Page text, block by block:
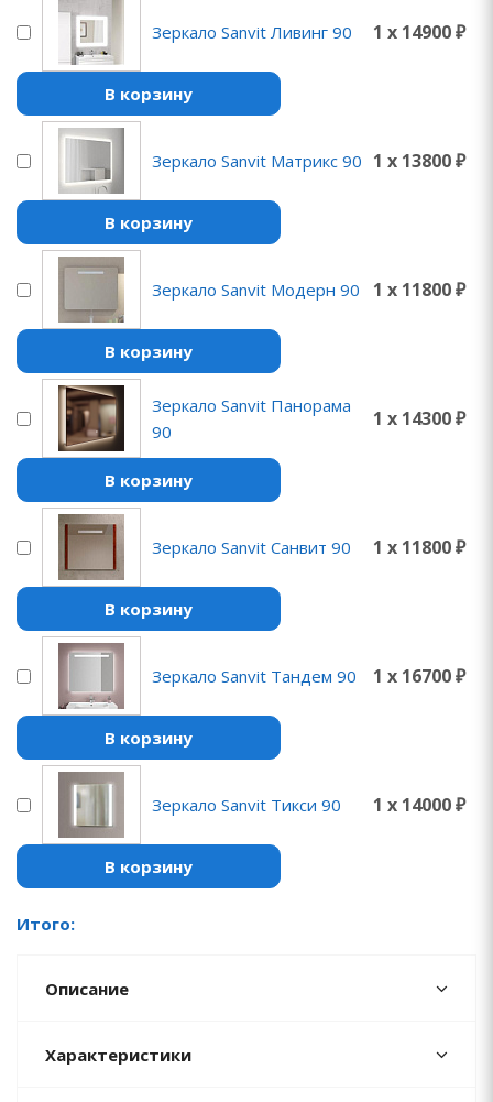
Зеркало Sanvit Ливинг 90 1 x 14900 ₽
В корзину
Зеркало Sanvit Матрикс 90 1 x 13800 ₽
В корзину
Зеркало Sanvit Модерн 90 1 x 11800 ₽
В корзину
Зеркало Sanvit Панорама
90
1 x 14300 ₽
В корзину
Зеркало Sanvit Санвит 90 1 x 11800 ₽
В корзину
Зеркало Sanvit Тандем 90 1 x 16700 ₽
В корзину
Зеркало Sanvit Тикси 90 1 x 14000 ₽
В корзину
Итого:
Описание
Характеристики